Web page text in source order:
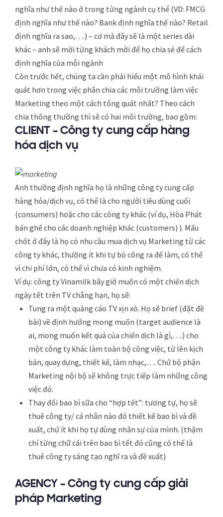
nghĩa như thế nào ở trong từng ngành cụ thể (VD: FMCG
định nghĩa như thế nào? Bank định nghĩa thế nào? Retail
định nghĩa ra sao,….) – cơ mà đây sẽ là một series dài
khác – anh sẽ mời từng khách mời để họ chia sẻ để cách
định nghĩa của mỗi ngành
Còn trước hết, chúng ta cần phải hiểu một mô hình khái
quát hơn trong việc phân chia các môi trường làm việc
Marketing theo một cách tổng quát nhất? Theo cách
chia thông thường thì sẽ có hai môi trường, bao gồm:
CLIENT – Công ty cung cấp hàng
hóa dịch vụ
Anh thường định nghĩa họ là những công ty cung cấp
hàng hóa/dịch vụ, có thể là cho người tiêu dùng cuối
(consumers) hoặc cho các công ty khác (ví dụ, Hòa Phát
bán ghế cho các doanh nghiệp khác (customers) ). Mấu
chốt ở đây là họ có nhu cầu mua dịch vụ Marketing từ các
công ty khác, thường ít khi tự bỏ công ra để làm, có thể
vì chi phí lớn, có thể vì chưa có kinh nghiệm.
Ví dụ: công ty Vinamilk bây giờ muốn có một chiến dịch
ngày tết trên TV chẳng hạn, họ sẽ:
Tung ra một quảng cáo TV xịn xò. Họ sẽ brief (đặt đề
bài) về định hướng mong muốn (target audience là
ai, mong muốn kết quả của chiến dịch là gì,….) cho
một công ty khác làm toàn bộ công việc, từ lên kịch
bản, quay dựng, thiết kế, làm nhạc,…. Chứ bộ phận
Marketing nội bộ sẽ không trực tiếp làm những công
việc đó.
Thay đổi bao bì sữa cho “hợp tết”: tương tự, họ sẽ
thuê công ty/ cá nhân nào đó thiết kế bao bì và đề
xuất, chứ ít khi họ tự dùng nhân sự của mình. (thậm
chí từng chữ cái trên bao bì tết đó cũng có thể là
thuê công ty sáng tạo nghĩ ra và đề xuất)
AGENCY – Công ty cung cấp giải
pháp Marketing